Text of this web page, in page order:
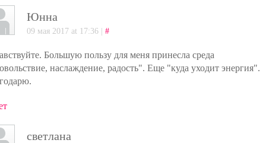
Юнна
09 мая 2017 at 17:36 | #
Большую пользу для меня принесла среда
наслаждение, радость". Еще "куда уходит энергия".
светлана